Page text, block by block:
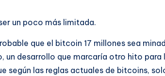
un poco más limitada.
que el bitcoin 17 millones sea
un desarrollo que marcaría otro hito para
según las reglas actuales de bitcoins,